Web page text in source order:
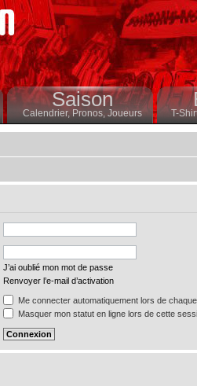
Saison
Calendrier,Pronos, Joueurs T-
J’ai oublié mon mot de passe
Renvoyer l’e-mail d’activation
Me connecter automatiquement lors de
Masquer mon statut en ligne lors de cette